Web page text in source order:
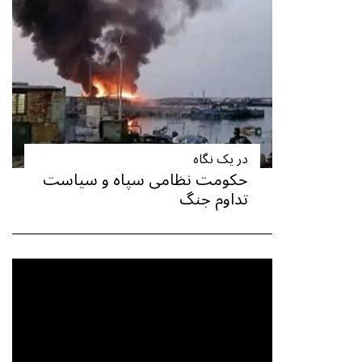
در یک نگاه
حکومت نظامی سپاه و سیاست
تداوم جنگ